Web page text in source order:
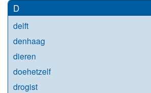
D
delft
denhaag
dieren
doehetzelf
drogist